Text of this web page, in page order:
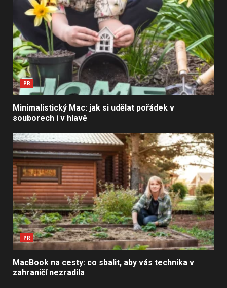
PR
Minimalistický Mac: jak si udělat pořádek v
souborech i v hlavě
PR
MacBook na cesty: co sbalit, aby vás technika v
zahraničí nezradila